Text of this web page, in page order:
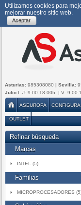
Utilizamos cookies para
mejorar nuestro sitio web.
Aceptar
Asturias: 985308080 | Sevilla:
Julio L-J: 9:00-18:00h. | V: 9:00-
ASEUROPA
OUTLET
Refinar búsqueda
Marcas
INTEL (5)
Familias
MICROPROCESADORES